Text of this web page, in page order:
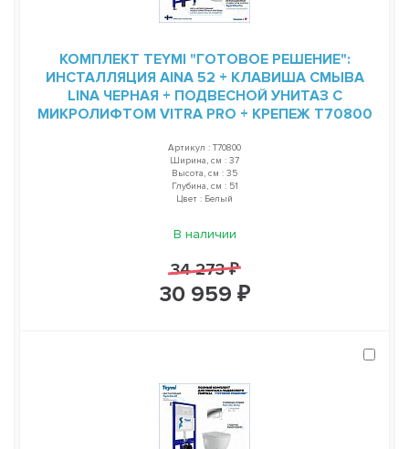
КОМПЛЕКТ TEYMI "ГОТОВОЕ РЕШЕНИЕ":
ИНСТАЛЛЯЦИЯ AINA 52 + КЛАВИША СМЫВА
LINA ЧЕРНАЯ + ПОДВЕСНОЙ УНИТАЗ С
МИКРОЛИФТОМ VITRA PRO + КРЕПЕЖ T70800
Артикул : T70800
Ширина, см : 37
Высота, см : 35
Глубина, см : 51
Цвет : Белый
В наличии
34 273 ₽
30 959 ₽